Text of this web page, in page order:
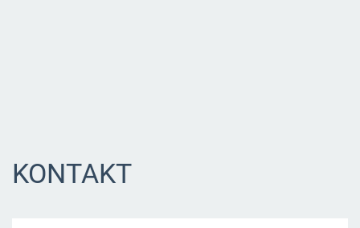
KONTAKT